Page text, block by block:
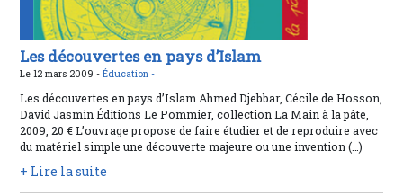
Les découvertes en pays d’Islam
Le 12 mars 2009 -Éducation -
Les découvertes en pays d’Islam Ahmed Djebbar, Cécile de Hosson,
David Jasmin Éditions Le Pommier, collection La Main à la pâte,
2009, 20 € L’ouvrage propose de faire étudier et de reproduire avec
du matériel simple une découverte majeure ou une invention (…)
+ Lire la suite